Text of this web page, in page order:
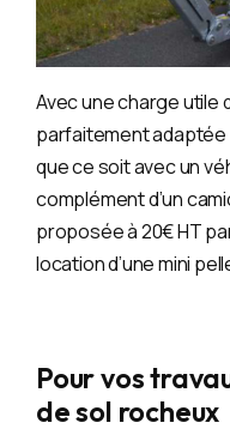
Avec une charge utile
parfaitement
que ce soit avec un
complément d’un
proposée à 20€ HT
location d’une mini
Pour vos
de sol rocheux